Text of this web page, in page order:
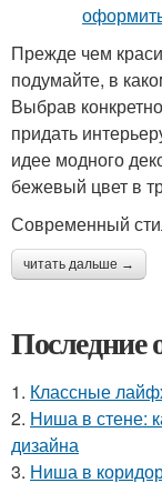
Прежде чем
подумайте, в
Выбрав
придать
идее модного
бежевый цвет в
Современный
читать дальше →
Последние
1. Классные
2. Ниша в стене:
дизайна
3. Ниша в